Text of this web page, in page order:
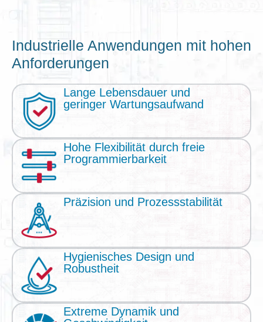
Industrielle Anwendungen mit hohen
Anforderungen
Lange Lebensdauer und
geringer Wartungsaufwand
Hohe Flexibilität durch freie
Programmierbarkeit
Präzision und Prozessstabilität
Hygienisches Design und
Robustheit
Extreme Dynamik und